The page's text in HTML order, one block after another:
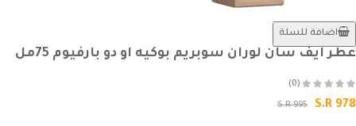
اضافة للسلة
عطر ايف سان لوران سوبريم بوكيه او دو بارفيوم 75مل
(0)
S.R 978
S.R 995